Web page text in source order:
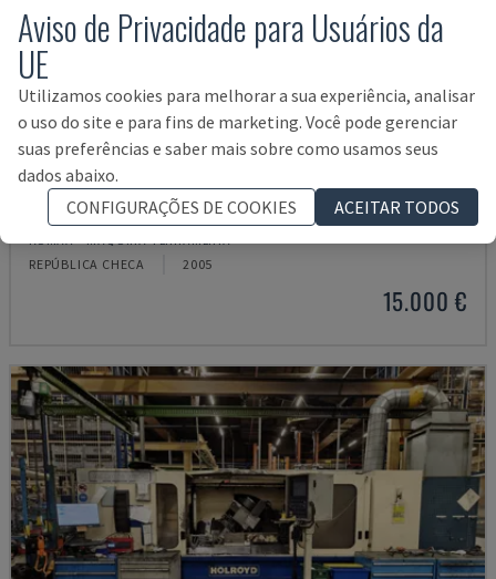
GAMMA 333 PC
REPÚBLICA CHECA 2005
15.000 €
Aviso de Privacidade para Usuários da
UE
Utilizamos cookies para melhorar a sua experiência, analisar
o uso do site e para fins de marketing. Você pode gerenciar
suas preferências e saber mais sobre como usamos seus
dados abaixo.
CONFIGURAÇÕES DE COOKIES
ACEITAR TODOS